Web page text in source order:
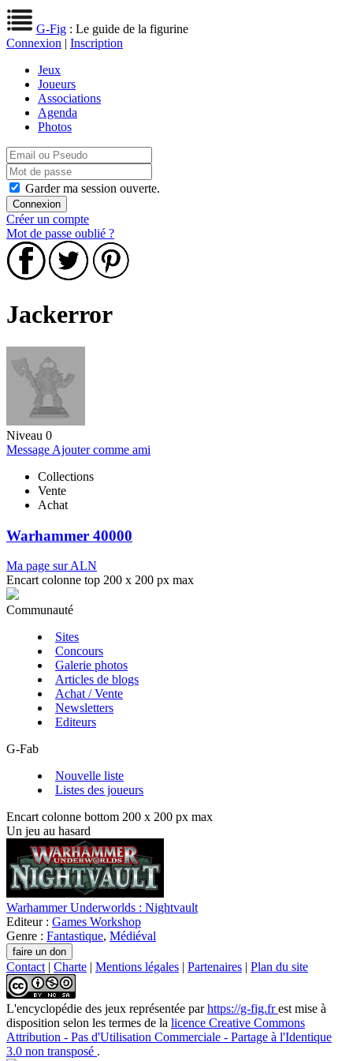
G-Fig : Le guide de la figurine
Connexion | Inscription
Jeux
Joueurs
Associations
Agenda
Photos
Garder ma session ouverte.
Créer un compte
Mot de passe oublié ?
Jackerror
Niveau 0
Message Ajouter comme ami
Collections
Vente
Achat
Warhammer 40000
Ma page sur ALN
Encart colonne top 200 x 200 px max
Communauté
Sites
Concours
Galerie photos
Articles de blogs
Achat / Vente
Newsletters
Editeurs
G-Fab
Nouvelle liste
Listes des joueurs
Encart colonne bottom 200 x 200 px max
Un jeu au hasard
Warhammer Underworlds : Nightvault
Editeur : Games Workshop
Genre : Fantastique, Médiéval
Contact | Charte | Mentions légales | Partenaires | Plan du site
L'encyclopédie des jeux représentée parhttps://g-fig.frest mise à
disposition selon les termes de la licence Creative Commons
Attribution - Pas d'Utilisation Commerciale - Partage à l'Identique
3.0 non transposé .